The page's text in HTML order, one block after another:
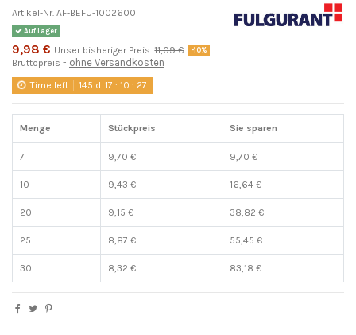
Artikel-Nr. AF-BEFU-1002600
Auf Lager
9,98 € Unser bisheriger Preis 11,09 € -10%
Bruttopreis ohne Versandkosten
Time left 145 d. 17 : 10 : 27
Menge Stückpreis Sie sparen
7 9,70 € 9,70 €
10 9,43 € 16,64 €
20 9,15 € 38,82 €
25 8,87 € 55,45 €
30 8,32 € 83,18 €